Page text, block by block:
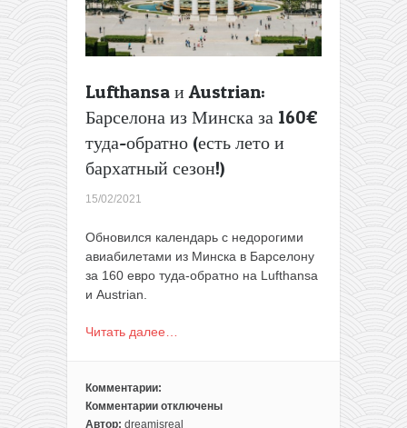
туда-
обратно
(Lufthansa)
Lufthansa и Austrian:
Барселона из Минска за 160€
туда-обратно (есть лето и
бархатный сезон!)
15/02/2021
Обновился календарь с недорогими
авиабилетами из Минска в Барселону
за 160 евро туда-обратно на Lufthansa
и Austrian.
Читать далее…
Комментарии:
Комментарии
к
отключены
Автор: dreamisreal